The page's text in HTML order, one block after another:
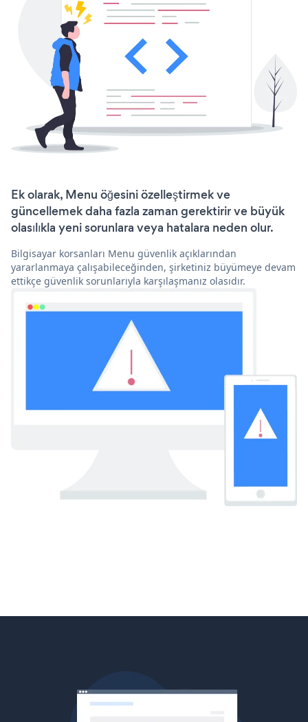
Ek olarak, Menu öğesini özelleştirmek ve
güncellemek daha fazla zaman gerektirir ve büyük
olasılıkla yeni sorunlara veya hatalara neden olur.
Bilgisayar korsanları Menu güvenlik açıklarından
yararlanmaya çalışabileceğinden, şirketiniz büyümeye devam
ettikçe güvenlik sorunlarıyla karşılaşmanız olasıdır.